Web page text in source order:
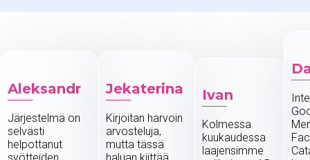
Aleksandr
Järjestelmä on
selvästi
helpottanut
Jekaterina
Kirjoitan harvoin
arvosteluja,
mutta tässä
Ivan
Kolmessa
kuukaudessa
laajensimme